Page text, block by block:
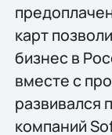
карт
бизнес в
вместе с
развивался
компаний